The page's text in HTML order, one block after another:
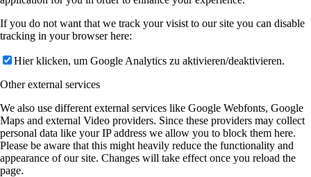
If you do not want that we track your visist to our site you can disable
tracking in your browser here:
Hier klicken, um Google Analytics zu aktivieren/deaktivieren.
Other external services
We also use different external services like Google Webfonts, Google
Maps and external Video providers. Since these providers may collect
personal data like your IP address we allow you to block them here.
Please be aware that this might heavily reduce the functionality and
appearance of our site. Changes will take effect once you reload the
page.